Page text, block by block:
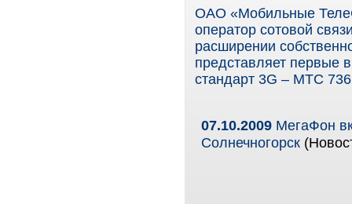
ОАО «Мобильные
оператор сотовой
расширении
представляет первые
стандарт 3G – МТС
07.10.2009 МегаФон
Солнечногорск